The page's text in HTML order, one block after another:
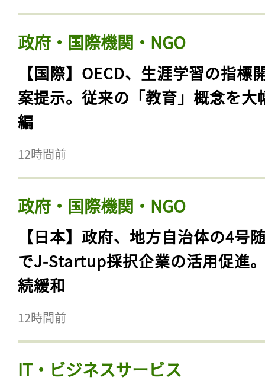
政府・国際機関・NGO
【国際】OECD、生涯学習の指標
案提示。従来の「教育」概念を大
編
12時間前
政府・国際機関・NGO
【日本】政府、地方自治体の4号
でJ-Startup採択企業の活用促進
続緩和
12時間前
IT・ビジネスサービス